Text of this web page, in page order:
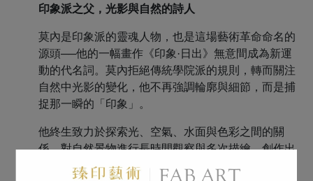
印象派之父，光影與自然的詩人
莫內是印象派的靈魂人物，也是這場藝術革命命名的
源頭──他的一幅畫作《印象·日出》無意間成為新運
動的代名詞。莫內拒絕傳統學院派的規則，轉而關注
自然中光影的變化，他不再強調輪廓與細節，而是捕
捉那一瞬的「印象」。
他終生致力於探索光、空氣、水面與色彩之間的關
係，對自然景物進行長時間觀察與多次描繪，創作出
如《睡蓮》、《魯昂大教堂》、《乾草堆》系列等經